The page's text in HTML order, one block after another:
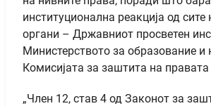
институционална реакција од
органи – Државниот просветен
Министерството за образование и
Комисијата за заштита на правата
„Член 12, став 4 од Законот за